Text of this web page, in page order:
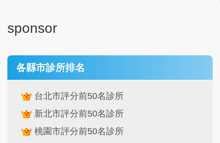
sponsor
各縣市診所排名
台北市評分前50名診所
新北市評分前50名診所
桃園市評分前50名診所